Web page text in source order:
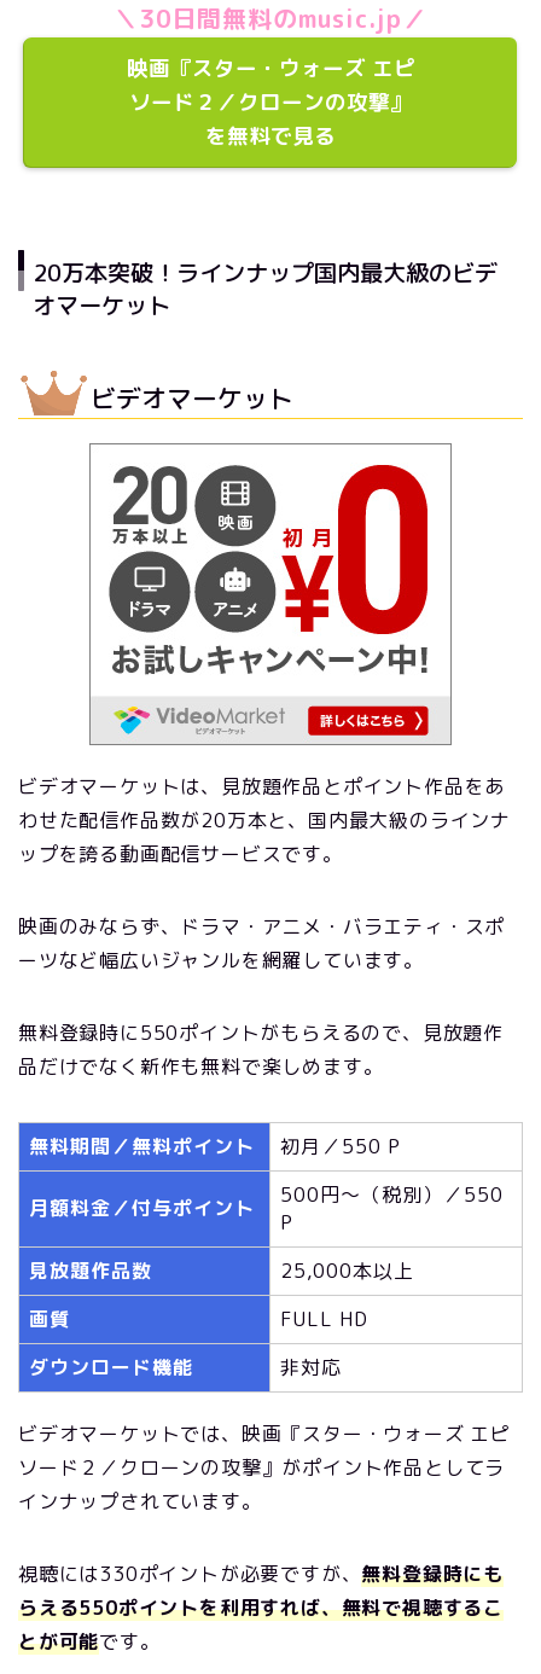
＼30日間無料のmusic.jp／
映画『スター・ウォーズ エピ
ソード２／クローンの攻撃』
を無料で見る
20万本突破！ラインナップ国内最大級のビデ
オマーケット
ビデオマーケット
ビデオマーケットは、見放題作品とポイント作品をあ
わせた配信作品数が20万本と、国内最大級のラインナ
ップを誇る動画配信サービスです。
映画のみならず、ドラマ・アニメ・バラエティ・スポ
ーツなど幅広いジャンルを網羅しています。
無料登録時に550ポイントがもらえるので、見放題作
品だけでなく新作も無料で楽しめます。
無料期間／無料ポイント 初月／550 P
月額料金／付与ポイント
500円～（税別）／550
P
見放題作品数
25,000本以上
画質
FULL HD
ダウンロード機能
非対応
ビデオマーケットでは、映画『スター・ウォーズ エピ
ソード２／クローンの攻撃』がポイント作品としてラ
インナップされています。
視聴には330ポイントが必要ですが、無料登録時にも
らえる550ポイントを利用すれば、無料で視聴するこ
とが可能です。